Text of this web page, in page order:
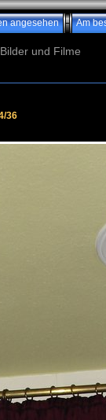
angesehen Am
und Filme
36